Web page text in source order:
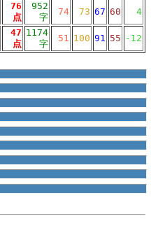
76
点
952
字
74 73 67 60
4
47
点
1174
字
51 100 91 55 -12